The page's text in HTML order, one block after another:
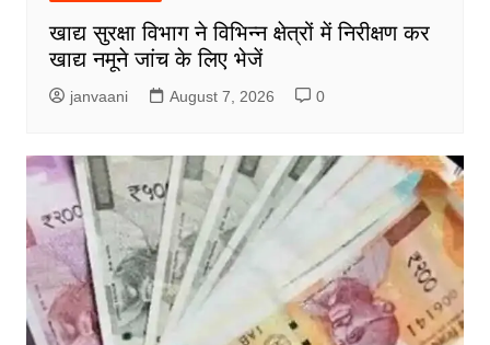
खाद्य सुरक्षा विभाग ने विभिन्न क्षेत्रों में निरीक्षण कर
खाद्य नमूने जांच के लिए भेजें
janvaani August 7, 2026 0